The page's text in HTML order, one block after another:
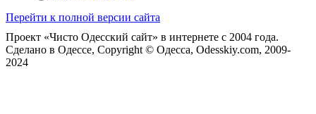
Перейти к полной версии сайта
Проект «Чисто Одесский сайт» в интернете с 2004 года.
Сделано в Одессе, Copyright © Одесса, Odesskiy.com, 2009-
2024